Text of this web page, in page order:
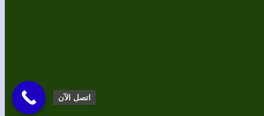
اتصل الآن